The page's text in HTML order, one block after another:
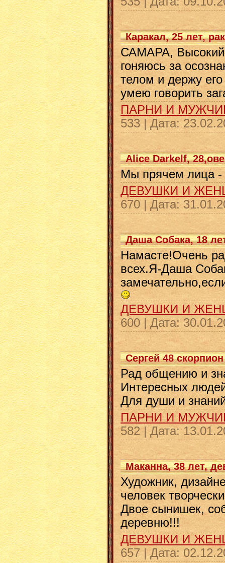
Каракал, 25 лет, рак
САМАРА,
гоняюсь за
телом и держу его
умею говорить
ПАРНИ И
533 | Дата:
Alice Darkelf,
Мы прячем лица -
ДЕВУШКИ И
670 | Дата:
Даша Собака, 18
Намасте!Очень
всех.Я-Даша
ДЕВУШКИ И
600 | Дата:
Сергей 48 скорпион
Рад общению и
Интересных
Для души и
ПАРНИ И
582 |Дата:
Маканна, 38 лет,
Художник,
человек
Двое сынишек,
деревню!!!
ДЕВУШКИ И
657 |Дата: